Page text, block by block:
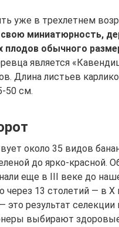
уже в трехлетнем
миниатюрность,
плодов обычного
является
Длина листьев
50 см.
около 35 видов
до ярко-красной.
еще в III веке до
через 13 столетий — в
результат селекции
выбирают